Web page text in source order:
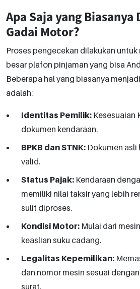
Apa Saja yang Biasanya
Gadai Motor?
Proses pengecekan dilakukan
besar plafon pinjaman yang bisa
Beberapa hal yang biasanya
adalah:
Identitas Pemilik: Kesesuaian
dokumen kendaraan.
BPKB dan STNK: Dokumen asli
valid.
Status Pajak: Kendaraan
memiliki nilai taksir yang lebih
sulit diproses.
Kondisi Motor: Mulai dari
keaslian suku cadang.
Legalitas Kepemilikan:
dan nomor mesin sesuai
surat.